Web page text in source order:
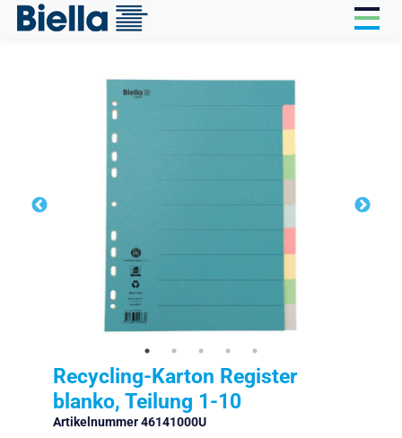
Recycling-Karton Register
blanko, Teilung 1-10
Artikelnummer 46141000U
Cookie-Einstellungen